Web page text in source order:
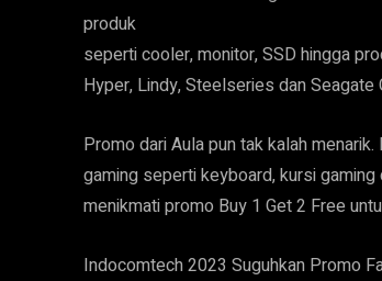
produk
seperti cooler, monitor, SSD hingga
Hyper, Lindy, Steelseries dan Seagate
Promo dari Aula pun tak kalah
gaming seperti keyboard, kursi
menikmati promo Buy 1 Get 2 Free
Indocomtech 2023 Suguhkan Promo